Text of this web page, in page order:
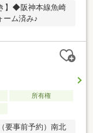
】◆阪神本線魚崎
ーム済み♪
所有権
要事前予約）南北